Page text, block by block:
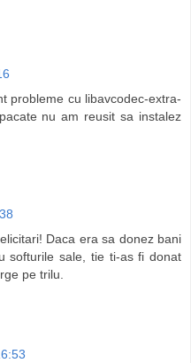
probleme cu libavcodec-extra-
nu am reusit sa instalez
Daca era sa donez bani
softurile sale, tie ti-as fi donat
pe trilu.